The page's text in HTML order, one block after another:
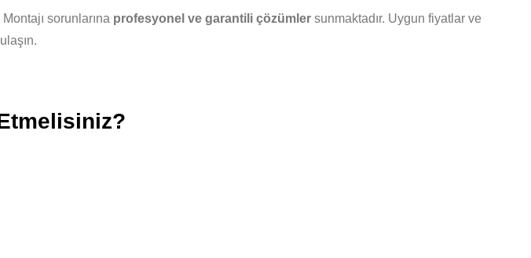
sorunlarına profesyonel ve garantili çözümler sunmaktadır. Uygun fiyatlar ve